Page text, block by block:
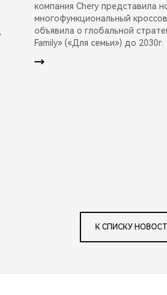
компания Chery представила
многофункциональный
объявила о глобальной
Family» («Для семьи») до 2030г.
К СПИСКУ